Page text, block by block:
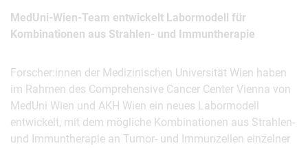
MedUni-Wien-Team entwickelt Labormodell für
Kombinationen aus Strahlen- und Immuntherapie
Forscher:innen der Medizinischen Universität Wien haben
im Rahmen des Comprehensive Cancer Center Vienna von
MedUni Wien und AKH Wien ein neues Labormodell
entwickelt, mit dem mögliche Kombinationen aus Strahlen-
und Immuntherapie an Tumor- und Immunzellen einzelner